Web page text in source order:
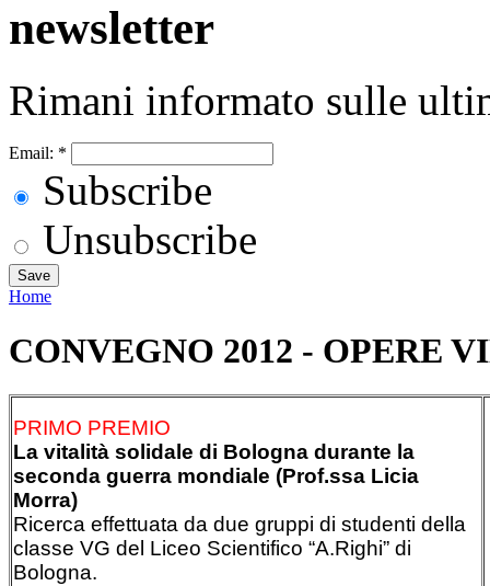
newsletter
Rimani informato sulle
Email: *
Subscribe
Unsubscribe
Home
CONVEGNO 2012 - OPERE
PRIMO PREMIO
La vitalità solidale di Bologna durante la
seconda guerra mondiale (Prof.ssa Licia
Morra)
Ricerca effettuata da due gruppi di studenti della
classe VG del Liceo Scientifico “A.Righi” di
Bologna.